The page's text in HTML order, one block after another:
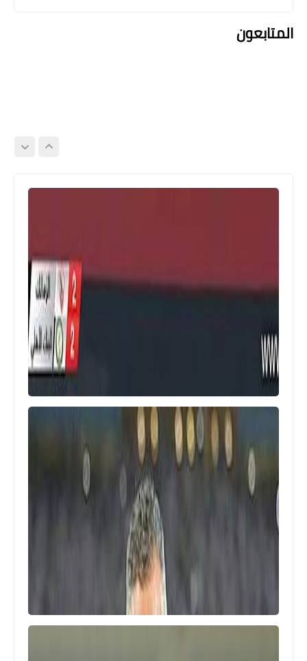
المتابعون
طرد مثير للاعب غزل المحلة أمام الزمالك
بعد 17 ثانية من البداية
اخبار خفيفة
الحكم محمد عادل يتشبث بالأمل الأخير
ويقدم بلاغ جديد في النيابة